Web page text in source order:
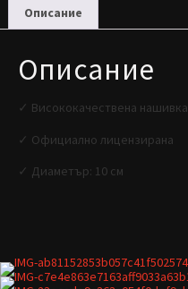
Описание
Описание
✓ Висококачествена нашивка
✓ Официално лицензирана
✓ Диаметър: 10 см